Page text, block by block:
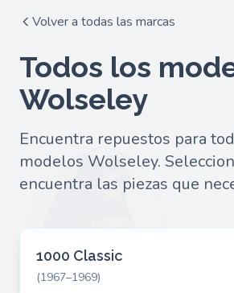
Volver a todas las marcas
Todos los
Wolseley
Encuentra repuestos para
modelos Wolseley.
encuentra las piezas que
1000 Classic
(1967–1969)